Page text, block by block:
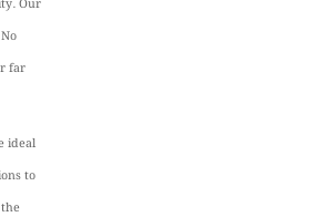
Our
far
ideal
to